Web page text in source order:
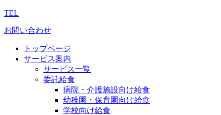
TEL
お問い合わせ
トップページ
サービス案内
サービス一覧
委託給食
病院・介護施設向け給食
幼稚園・保育園向け給食
学校向け給食